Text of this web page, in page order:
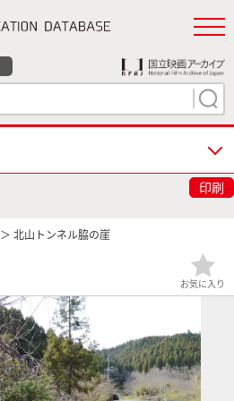
印刷
＞ 北山トンネル脇の崖
お気に入り